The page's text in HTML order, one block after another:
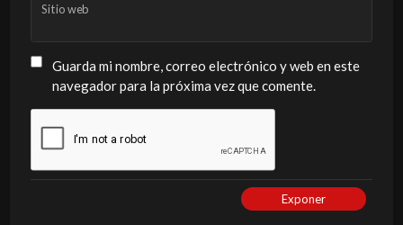
Sitio web
Guarda mi nombre, correo electrónico y web en este
navegador para la próxima vez que comente.
Exponer